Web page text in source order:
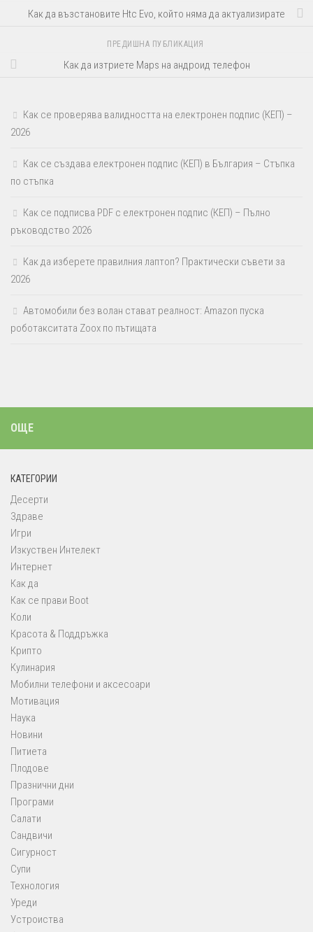
Как да възстановите Htc Evo, който няма да актуализирате
ПРЕДИШНА ПУБЛИКАЦИЯ
Как да изтриете Maps на андроид телефон
Как се проверява валидността на електронен подпис (КЕП) –
2026
Как се създава електронен подпис (КЕП) в България – Стъпка
по стъпка
Как се подписва PDF с електронен подпис (КЕП) – Пълно
ръководство 2026
Как да изберете правилния лаптоп? Практически съвети за
2026
Автомобили без волан стават реалност: Amazon пуска
роботакситата Zoox по пътищата
ОЩЕ
КАТЕГОРИИ
Десерти
Здраве
Игри
Изкуствен Интелект
Интернет
Как да
Как се прави Boot
Коли
Красота & Поддръжка
Крипто
Кулинария
Мобилни телефони и аксесоари
Мотивация
Наука
Новини
Питиета
Плодове
Празнични дни
Програми
Салати
Сандвичи
Сигурност
Супи
Технология
Уреди
Устроиства